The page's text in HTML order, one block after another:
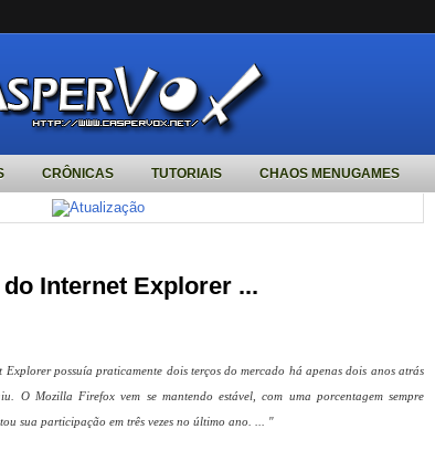
CRÔNICAS TUTORIAIS CHAOS MENUGAMES
Internet Explorer ...
possuía praticamente dois terços do mercado há apenas dois anos atrás
O Mozilla Firefox vem se mantendo estável, com uma porcentagem sempre
sua participação em três vezes no último ano. ... "